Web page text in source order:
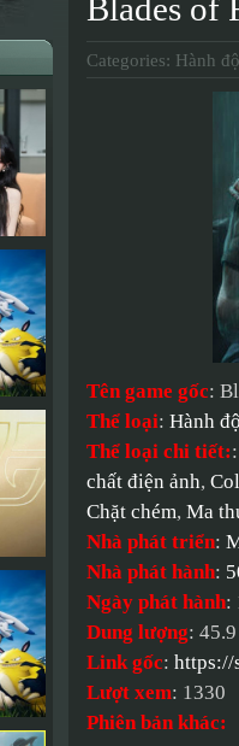
Blades of
Categories: Hành
Tên game gốc:
Thể loại: Hành
Thể loại chi tiết:
chất điện ảnh,
Chặt chém, Ma
Nhà phát triển:
Nhà phát hành:
Ngày phát hành:
Dung lượng:
Link gốc: https://
Lượt xem: 1330
Phiên bản khác: